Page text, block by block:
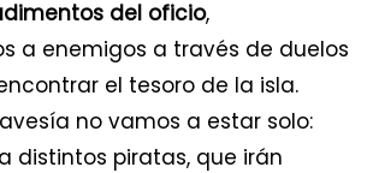
del oficio,
a enemigos a través de duelos
el tesoro de la isla.
no vamos a estar solo:
distintos piratas, que irán